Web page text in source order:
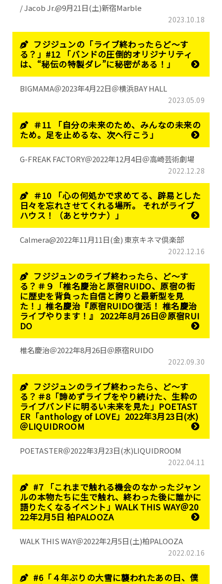
/ Jacob Jr.@9月21日(土)新宿Marble
2023.10.18
フジジュンの「ライブ終わったらど～す
る？」#12 「バンドの圧倒的オリジナリティ
は、“秘伝の特製ダレ”に秘密がある！」
BIGMAMA＠2023年4月22日＠横浜BAY HALL
2023.05.09
＃11 「自分の未来のため、みんなの未来の
ため。足を止めるな、次へ行こう」
G-FREAK FACTORY＠2022年12月4日＠高崎芸術劇場
2022.12.28
＃10 「心の何処かで求めてる、辟易とした
日々を忘れさせてくれる場所。 それがライブ
ハウス！（あとサウナ）」
Calmera@2022年11月11日(金) 東京キネマ倶楽部
2022.12.16
フジジュンのライブ終わったら、ど～す
る？＃９「椎名慶治と原宿RUIDO、原宿の街
に歴史を背負った自信と誇りと最新型を見
た！」椎名慶治『原宿RUIDO復活！ 椎名慶治
ライブやります！』 2022年8月26日＠原宿RUI
DO
椎名慶治＠2022年8月26日＠原宿RUIDO
2022.09.30
フジジュンのライブ終わったら、ど～す
る？＃8「諦めずライブをやり続けた、生粋の
ライブバンドに明るい未来を見た」POETAST
ER「anthology of LOVE」2022年3月23日(水)
＠LIQUIDROOM
POETASTER＠2022年3月23日(水)LIQUIDROOM
2022.04.11
#7 「これまで触れる機会のなかったジャン
ルの本物たちに生で触れ、終わった後に誰かに
語りたくなるイベント」WALK THIS WAY＠20
22年2月5日 柏PALOOZA
WALK THIS WAY＠2022年2月5日(土)柏PALOOZA
2022.02.16
#6「４年ぶりの大雪に襲われたあの日、僕